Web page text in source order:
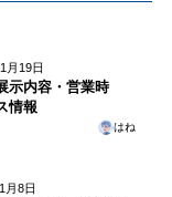
月19日
示内容・営業時
情報
はね
月8日